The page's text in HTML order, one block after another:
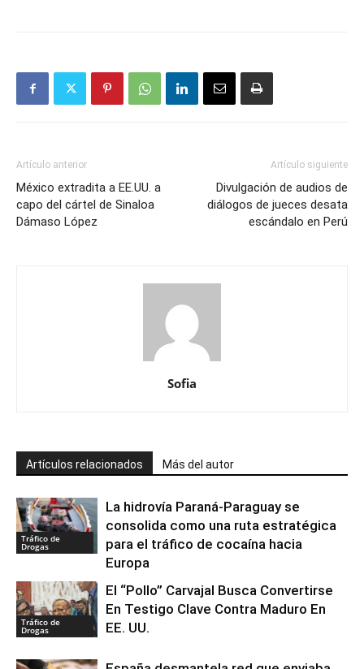
Artículo anterior
México extradita a EE.UU. a
capo del cártel de Sinaloa
Dámaso López
Artículo siguiente
Divulgación de audios de
diálogos de jueces desata
escándalo en Perú
Sofia
Artículos relacionados Más del autor
Tráfico de
Drogas
La hidrovía Paraná-Paraguay se
consolida como una ruta estratégica
para el tráfico de cocaína hacia
Europa
Tráfico de
Drogas
El “Pollo” Carvajal Busca Convertirse
En Testigo Clave Contra Maduro En
EE. UU.